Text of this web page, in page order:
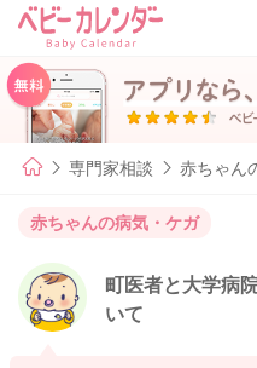
専門家相談 赤ちゃん
赤ちゃんの病気・ケガ
町医者と大学病
いて